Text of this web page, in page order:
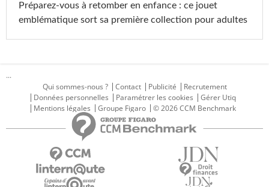
Préparez-vous à retomber en enfance : ce jouet
emblématique sort sa première collection pour adultes
...
Qui sommes-nous ?
Contact Publicité
Recrutement
Données personnelles
Paramétrer les cookies
Gérer Utiq
Mentions légales
Groupe Figaro © 2026 CCM Benchmark